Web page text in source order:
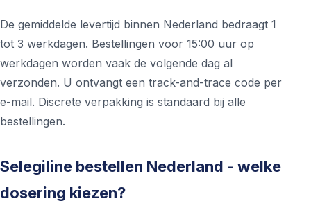
De gemiddelde levertijd binnen Nederland bedraagt 1
tot 3 werkdagen. Bestellingen voor 15:00 uur op
werkdagen worden vaak de volgende dag al
verzonden. U ontvangt een track-and-trace code per
e-mail. Discrete verpakking is standaard bij alle
bestellingen.
Selegiline bestellen Nederland - welke
dosering kiezen?